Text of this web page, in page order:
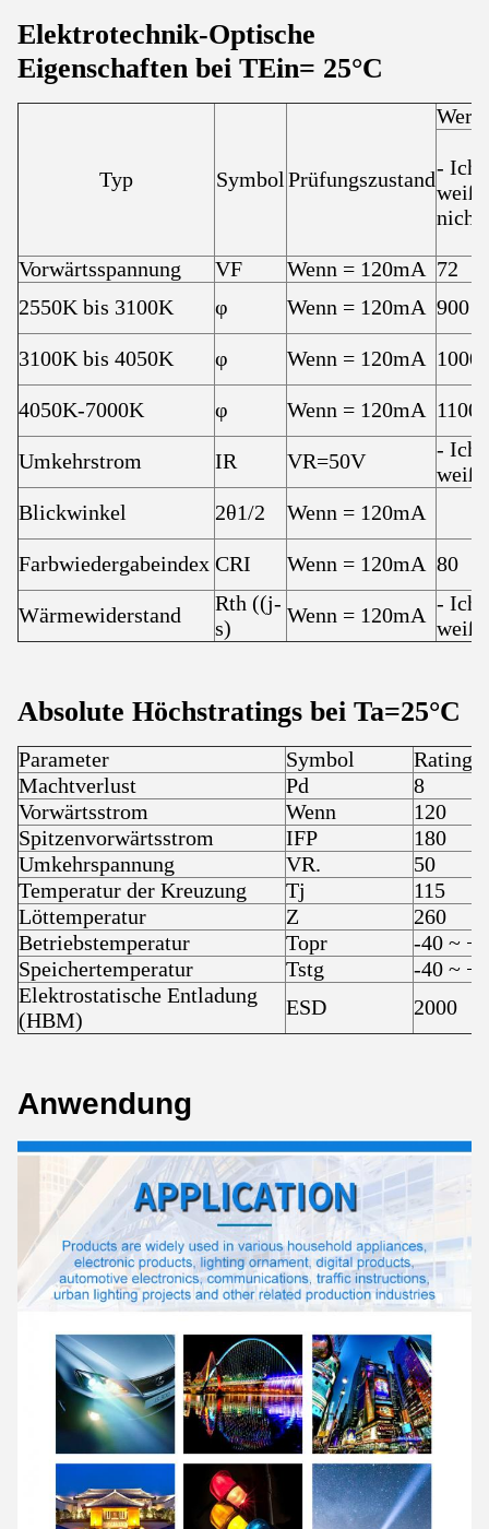
Elektrotechnik-Optische
Eigenschaften bei TEin= 25°C
Typ Symbol Prüfungszustand
Wert
- Ich
weiß
nicht.
Vorwärtsspannung VF Wenn = 120mA 72
2550K bis 3100K
φ Wenn = 120mA 900
3100K bis 4050K φ Wenn = 120mA 1000
4050K-7000K φ Wenn = 120mA 1100
Umkehrstrom IR VR=50V
- Ich
weiß.
Blickwinkel
2θ1/2 Wenn = 120mA
Farbwiedergabeindex CRI Wenn = 120mA 80
Wärmewiderstand
Rth ((j-
s)
Wenn = 120mA - Ich
weiß.
Absolute Höchstratings bei Ta=25°C
Parameter Symbol
Ratings
Machtverlust
Pd
8
Vorwärtsstrom
Wenn
120
Spitzenvorwärtsstrom
IFP
180
Umkehrspannung
VR.
50
Temperatur der Kreuzung
Tj
115
Löttemperatur
Z
260
Betriebstemperatur
Topr
-40 ~ +
Speichertemperatur
Tstg
-40 ~ +
Elektrostatische Entladung
(HBM)
ESD 2000
Anwendung